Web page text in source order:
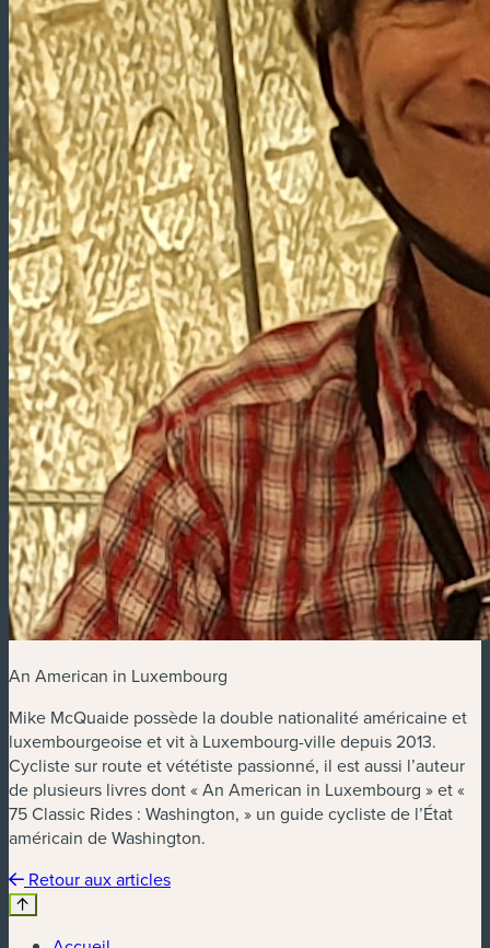
An American in Luxembourg
Mike McQuaide possède la double nationalité américaine et
luxembourgeoise et vit à Luxembourg-ville depuis 2013.
Cycliste sur route et vététiste passionné, il est aussi l’auteur
de plusieurs livres dont « An American in Luxembourg » et «
75 Classic Rides : Washington, » un guide cycliste de l’État
américain de Washington.
Retour aux articles